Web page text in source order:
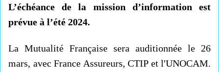
L’échéance de la mission d’information est
prévue à l’été 2024.
La Mutualité Française sera auditionnée le 26
mars, avec France Assureurs, CTIP et l'UNOCAM.